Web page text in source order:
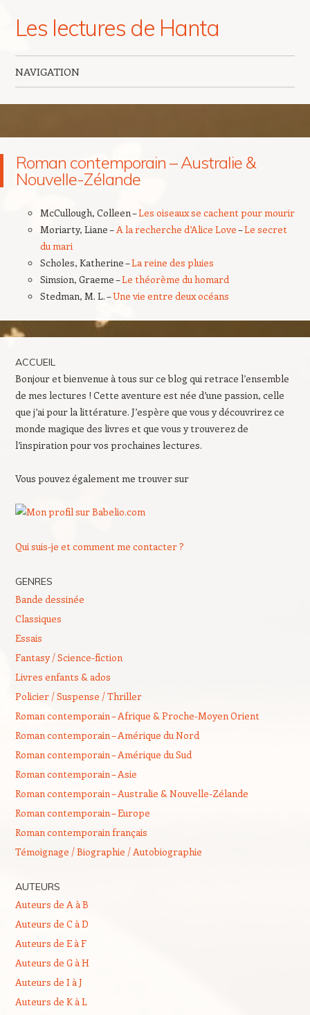
Les lectures de Hanta
NAVIGATION
Roman contemporain – Australie &
Nouvelle-Zélande
McCullough, Colleen –Les oiseaux se cachent pour mourir
Moriarty, Liane –A la recherche d’Alice Love–Le secret
du mari
Scholes, Katherine –La reine des pluies
Simsion, Graeme –Le théorème du homard
Stedman, M. L. –Une vie entre deux océans
ACCUEIL
Bonjour et bienvenue à tous sur ce blog qui retrace l’ensemble
de mes lectures ! Cette aventure est née d’une passion, celle
que j’ai pour la littérature. J’espère que vous y découvrirez ce
monde magique des livres et que vous y trouverez de
l’inspiration pour vos prochaines lectures.
Vous pouvez également me trouver sur
Qui suis-je et comment me contacter ?
GENRES
Bande dessinée
Classiques
Essais
Fantasy / Science-fiction
Livres enfants & ados
Policier / Suspense / Thriller
Roman contemporain – Afrique & Proche-Moyen Orient
Roman contemporain – Amérique du Nord
Roman contemporain – Amérique du Sud
Roman contemporain – Asie
Roman contemporain – Australie & Nouvelle-Zélande
Roman contemporain – Europe
Roman contemporain français
Témoignage / Biographie / Autobiographie
AUTEURS
Auteurs de A à B
Auteurs de C à D
Auteurs de E à F
Auteurs de G à H
Auteurs de I à J
Auteurs de K à L